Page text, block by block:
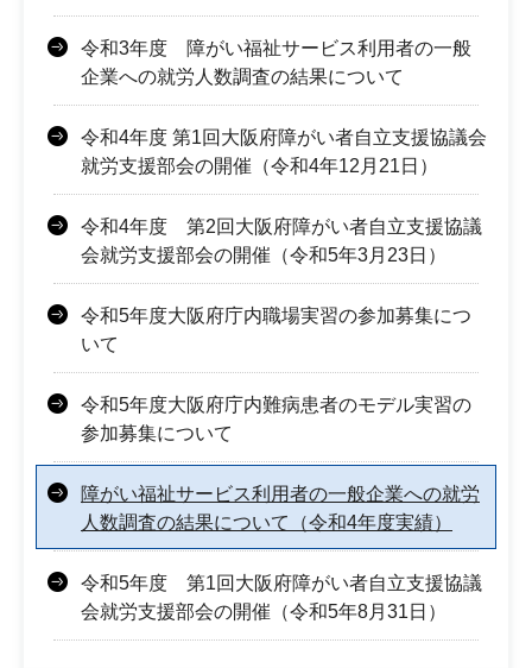
令和3年度 障がい福祉サービス利用者の一般
企業への就労人数調査の結果について
令和4年度 第1回大阪府障がい者自立支援協議会
就労支援部会の開催（令和4年12月21日）
令和4年度 第2回大阪府障がい者自立支援協議
会就労支援部会の開催（令和5年3月23日）
令和5年度大阪府庁内職場実習の参加募集につ
いて
令和5年度大阪府庁内難病患者のモデル実習の
参加募集について
障がい福祉サービス利用者の一般企業への就労
人数調査の結果について（令和4年度実績）
令和5年度 第1回大阪府障がい者自立支援協議
会就労支援部会の開催（令和5年8月31日）